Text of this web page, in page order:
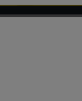
Co.,Ltd.
ご利用になる場
します。
情報には、「お
ません。詳細は